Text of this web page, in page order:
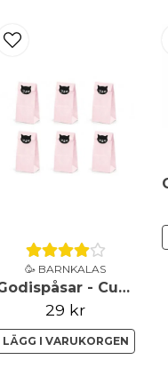
🥳 BARNKALAS
Godispåsar - Cute cat
29 kr
LÄGG I VARUKORGEN